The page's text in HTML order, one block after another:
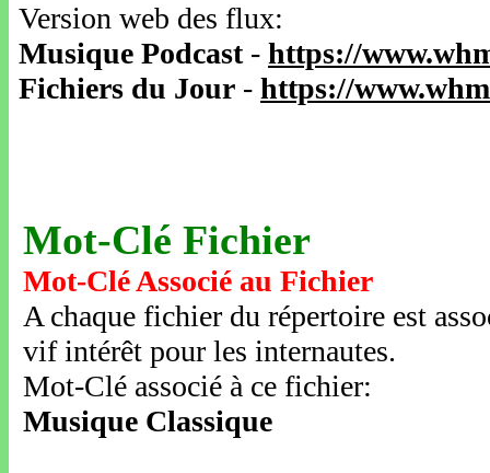
Version web des flux:
Musique Podcast- https://
Fichiers du Jour - https://
Mot-Clé Fichier
Mot-Clé Associé au Fichier
A chaque fichier du répertoire est
vif intérêt pour les internautes.
Mot-Clé associé à ce fichier:
Musique Classique